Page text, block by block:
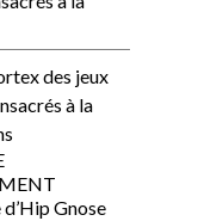
des jeux
à la
d’Hip Gnose